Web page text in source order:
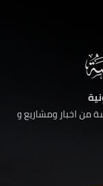
من اخبار ومشاريع و